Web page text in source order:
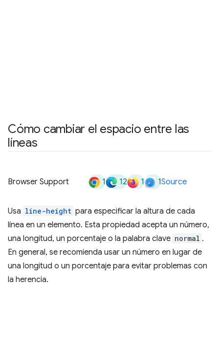
Cómo cambiar el espacio entre las
líneas
Browser Support 1 12 1 1Source
Usa line-height para especificar la altura de cada
línea en un elemento. Esta propiedad acepta un número,
una longitud, un porcentaje o la palabra clave normal .
En general, se recomienda usar un número en lugar de
una longitud o un porcentaje para evitar problemas con
la herencia.